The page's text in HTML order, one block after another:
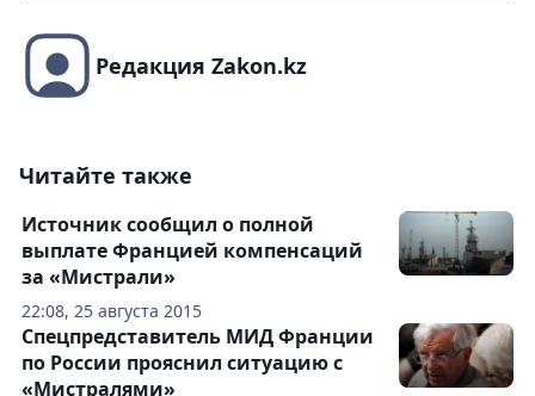
Редакция Zakon.kz
Читайте также
22:08, 25 августа 2015
Источник сообщил о полной
выплате Францией компенсаций
за «Мистрали»
Спецпредставитель МИД Франции
по России прояснил ситуацию с
«Мистралями»